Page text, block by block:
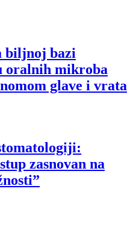
biljnoj bazi
oralnih mikroba
glave i vrata
zasnovan na